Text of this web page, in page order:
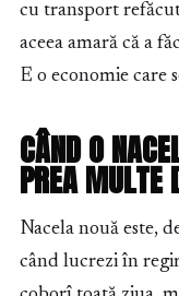
cu transport
aceea amară că a
E o economie care
CÂND O
PREA MULTE
Nacela nouă este,
când lucrezi în